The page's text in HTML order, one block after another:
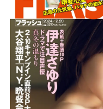
を
読
み
込
み
中
で
す